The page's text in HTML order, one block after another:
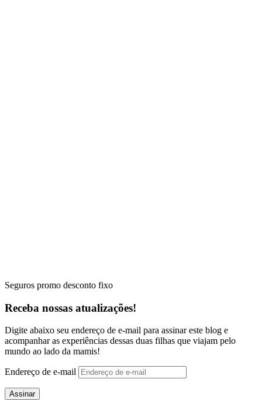
Seguros promo desconto fixo
Receba nossas atualizações!
Digite abaixo seu endereço de e-mail para assinar este blog e
acompanhar as experiências dessas duas filhas que viajam pelo
mundo ao lado da mamis!
Endereço de e-mail
Assinar